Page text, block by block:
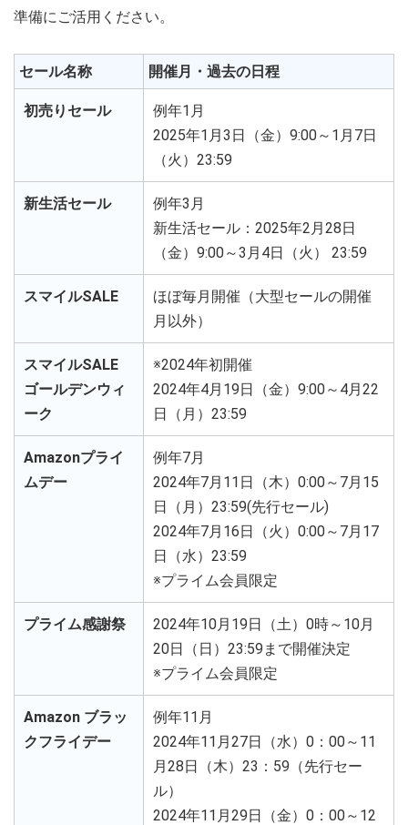
準備にご活用ください。
セール名称 開催月・過去の日程
初売りセール
例年1月
2025年1月3日（金）9:00～1月7日
（火）23:59
新生活セール
例年3月
新生活セール：2025年2月28日
（金）9:00～3月4日（火） 23:59
スマイルSALE
ほぼ毎月開催（大型セールの開催
月以外）
スマイルSALE
ゴールデンウィ
ーク
※2024年初開催
2024年4月19日（金）9:00～4月22
日（月）23:59
Amazonプライ
ムデー
例年7月
2024年7月11日（木）0:00～7月15
日（月）23:59(先行セール)
2024年7月16日（火）0:00～7月17
日（水）23:59
※プライム会員限定
プライム感謝祭
2024年10月19日（土）0時～10月
20日（日）23:59まで開催決定
※プライム会員限定
Amazon ブラッ
クフライデー
例年11月
2024年11月27日（水）0：00～11
月28日（木）23：59（先行セー
ル）
2024年11月29日（金）0：00～12